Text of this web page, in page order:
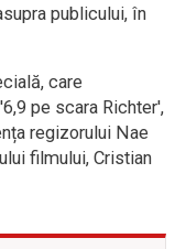
publicului, în
care
pe scara Richter',
regizorului Nae
filmului, Cristian